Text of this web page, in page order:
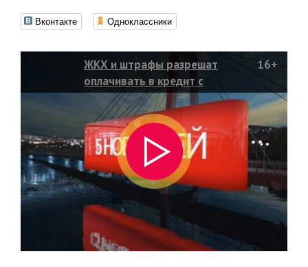
Вконтакте Одноклассники
ЖКХ и штрафы разрешат
оплачивать в кредит с
мобильного счета
16+